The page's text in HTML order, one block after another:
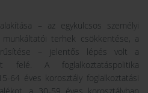
– az egykulcsos személyi
terhek csökkentése, a
– jelentős lépés volt a
felé. A foglalkoztatáspolitika
64 éves korosztály foglalkoztatási